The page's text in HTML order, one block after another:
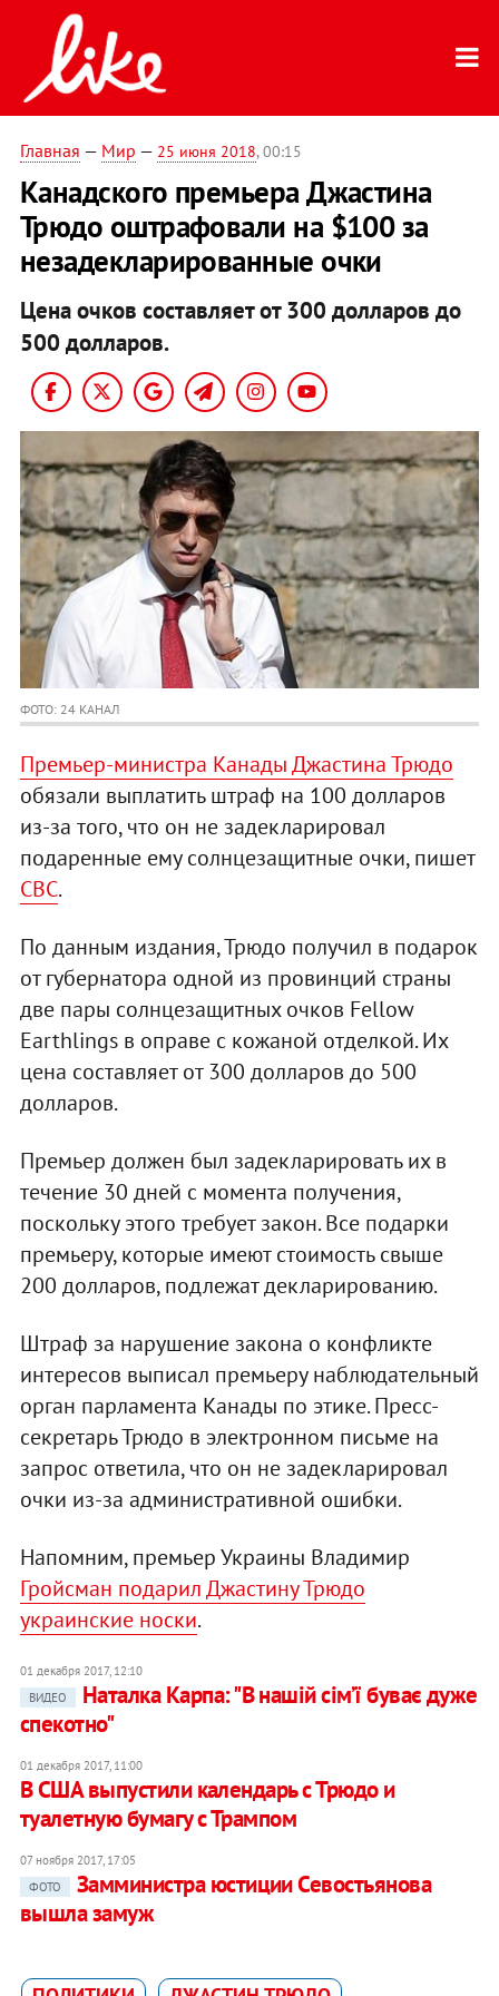
Главная — Мир — 25 июня 2018, 00:15
Канадского премьера Джастина
Трюдо оштрафовали на $100 за
незадекларированные очки
Цена очков составляет от 300 долларов до
500 долларов.
ФОТО: 24 КАНАЛ
Премьер-министра Канады Джастина Трюдо
обязали выплатить штраф на 100 долларов
из-за того, что он не задекларировал
подаренные ему солнцезащитные очки, пишет
СВС.
По данным издания, Трюдо получил в подарок
от губернатора одной из провинций страны
две пары солнцезащитных очков Fellow
Earthlings в оправе с кожаной отделкой. Их
цена составляет от 300 долларов до 500
долларов.
Премьер должен был задекларировать их в
течение 30 дней с момента получения,
поскольку этого требует закон. Все подарки
премьеру, которые имеют стоимость свыше
200 долларов, подлежат декларированию.
Штраф за нарушение закона о конфликте
интересов выписал премьеру наблюдательный
орган парламента Канады по этике. Пресс-
секретарь Трюдо в электронном письме на
запрос ответила, что он не задекларировал
очки из-за административной ошибки.
Напомним, премьер Украины Владимир
Гройсман подарил Джастину Трюдо
украинские носки.
01 декабря 2017, 12:10
ВИДЕО
Наталка Карпа: "В нашій сім’ї буває дуже
спекотно"
01 декабря 2017, 11:00
В США выпустили календарь с Трюдо и
туалетную бумагу с Трампом
07 ноября 2017, 17:05
ФОТО
Замминистра юстиции Севостьянова
вышла замуж